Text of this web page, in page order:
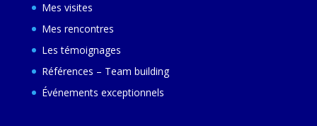
Mes visites
Mes rencontres
Les témoignages
Références – Team building
Événements exceptionnels